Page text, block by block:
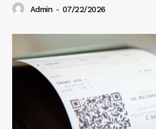
Admin - 07/22/2026